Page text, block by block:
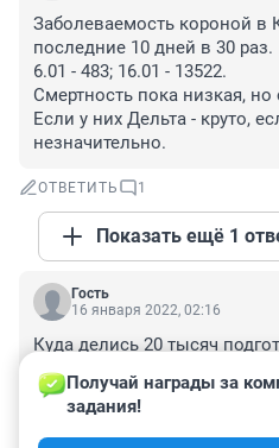
Заболеваемость короной в
последние 10 дней в 30 раз.
6.01 - 483; 16.01 - 13522.
Смертность пока низкая,
Если у них Дельта - круто,
незначительно.
ОТВЕТИТЬ 1
Показать ещё 1
Гость
16 января 2022, 02:16
Куда делись 20 тысяч
кадры боев с этими
главари
ОТВЕТИТЬ 2
Получай награды за
задания!